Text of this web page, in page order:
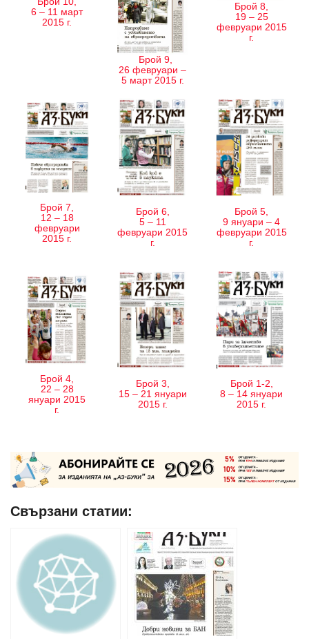
6 – 11 март
2015 г.
Брой 9,
26 февруари –
5 март 2015 г.
Брой 8,
19 – 25
февруари 2015
г.
Брой 7,
12 – 18
февруари
2015 г.
Брой 6,
5 – 11
февруари 2015
г.
Брой 5,
9 януари – 4
февруари 2015
г.
Брой 4,
22 – 28
януари 2015
г.
Брой 3,
15 – 21 януари
2015 г.
Брой 1-2,
8 – 14 януари
2015 г.
Свързани статии: